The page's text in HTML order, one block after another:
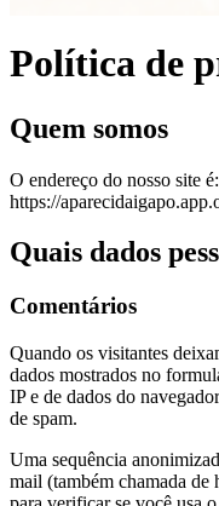
Política de
Quem somos
O endereço do nosso site é:
https://
Quais dados
Comentários
Quando os visitantes
dados mostrados no
IP e de dados do
de spam.
Uma sequência
mail (também chamada de